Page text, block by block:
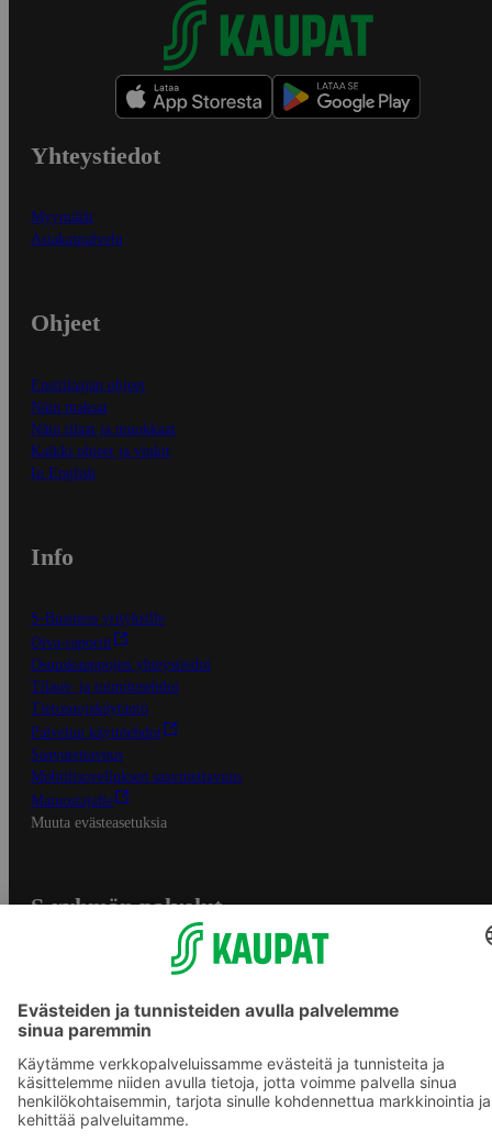
Yhteystiedot
Myymälät
Asiakaspalvelu
Ohjeet
Ensitilaajan ohjeet
Näin maksat
Näin tilaat ja muokkaat
Kaikki ohjeet ja vinkit
In English
Info
S-Business yrityksille
Oiva-raportit
Osuuskauppojen yhteystiedot
Tilaus- ja toimitusehdot
Tietosuojakäytäntö
Palvelun käyttöehdot
Saavutettavuus
Mobiilisovelluksen saavutettavuus
Mainostajalle
Muuta evästeasetuksia
S-ryhmän palvelut
Yhteishyvä Ruoka -sovellus
S-ostoslista -sovellus
Prisma.fi
Sokos.fi
S-Pankki